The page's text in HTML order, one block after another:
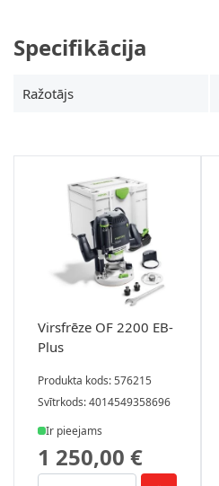
Specifikācija
Ražotājs
Virsfrēze OF 2200 EB-
Plus
Produkta kods: 576215
Svītrkods: 4014549358696
Ir pieejams
1 250,00 €